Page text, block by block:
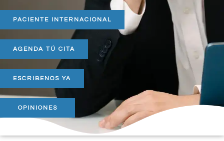
PACIENTE INTERNACIONAL
AGENDA TÚ CITA
ESCRIBENOS YA
OPINIONES